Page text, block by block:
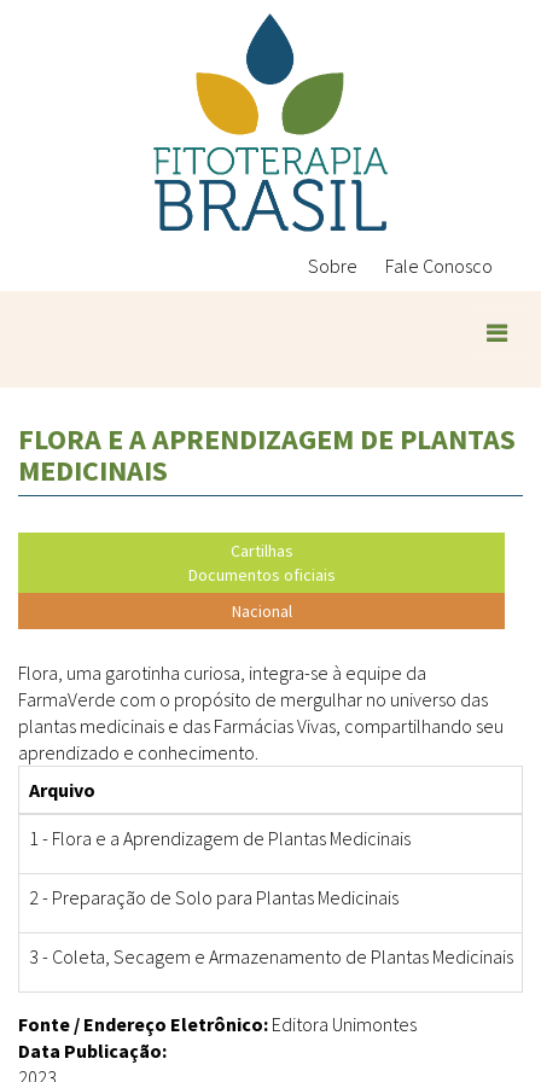
Sobre Fale Conosco
FLORA E A APRENDIZAGEM DE PLANTAS
MEDICINAIS
Cartilhas
Documentos oficiais
Nacional
Flora, uma garotinha curiosa, integra-se à equipe da
FarmaVerde com o propósito de mergulhar no universo das
plantas medicinais e das Farmácias Vivas, compartilhando seu
aprendizado e conhecimento.
Arquivo
1 - Flora e a Aprendizagem de Plantas Medicinais
2 - Preparação de Solo para Plantas Medicinais
3 - Coleta, Secagem e Armazenamento de Plantas Medicinais
Fonte / Endereço Eletrônico: Editora Unimontes
Data Publicação: